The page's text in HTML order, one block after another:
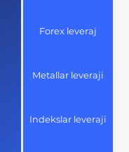
Forex leveraj
Metallar leveraji
Indekslar leveraji